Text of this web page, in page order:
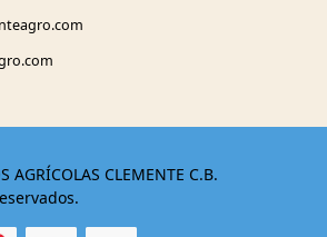
CLEMENTE C.B.